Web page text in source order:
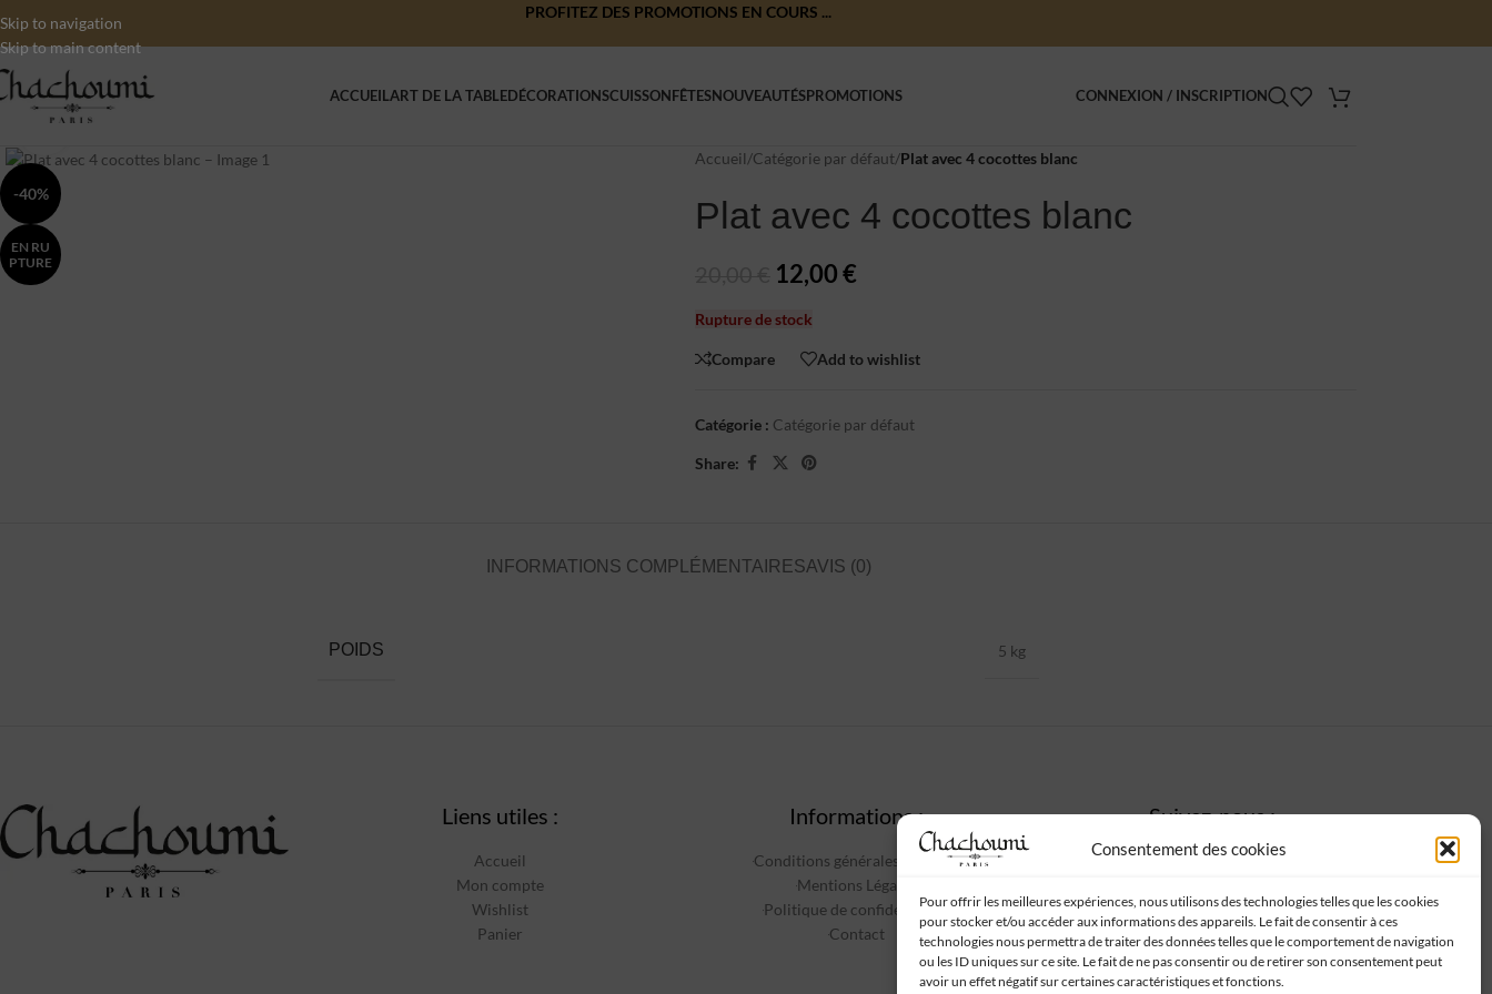
Consentement des cookies
Pour offrir les meilleures expériences, nous utilisons des technologies telles que les cookies
pour stocker et/ou accéder aux informations des appareils. Le fait de consentir à ces
technologies nous permettra de traiter des données telles que le comportement de navigation
ou les ID uniques sur ce site. Le fait de ne pas consentir ou de retirer son consentement peut
avoir un effet négatif sur certaines caractéristiques et fonctions.
Skip to navigation
Skip to main content
PROFITEZ DES PROMOTIONS EN COURS ...
ACCUEILART DE LA TABLEDÉCORATIONSCUISSONFÊTESNOUVEAUTÉSPROMOTIONS CONNEXION / INSCRIPTION
-40%
EN RU
PTURE
Click to enlarge
Accueil/Catégorie par défaut/Plat avec 4 cocottes blanc
Plat avec 4 cocottes blanc
12,00€
Rupture de stock
Compare Add to wishlist
Catégorie : Catégorie par défaut
Share:
INFORMATIONS COMPLÉMENTAIRESAVIS (0)
POIDS 5 kg
Liens utiles :
Accueil
Mon compte
Wishlist
Panier
Informations :
Conditions générales de vente
Mentions Légales
Politique de confidentialité
Contact
Suivez-nous :